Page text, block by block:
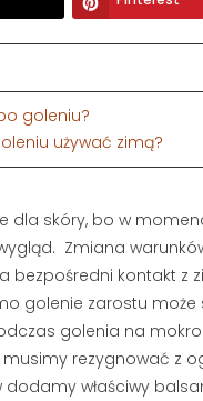
wystarczą do
męskiej twarzy?
się z szarą cerą lub
goleniu?
używać zimą?
dla skóry, bo w
Zmiana
bezpośredni kontakt
golenie zarostu
golenia na
rezygnować z
właściwy